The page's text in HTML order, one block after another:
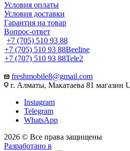
Условия оплаты
Условия доставки
Гарантия на товар
Вопрос-ответ
+7 (705) 510 93 88
+7 (705) 510 93 88Beeline
+7 (707) 510 93 88Tele2
freshmobile8@gmail.com
г. Алматы, Макатаева 81 магазин
Instagram
Telegram
WhatsApp
2026 © Все права защищены
Разработано в